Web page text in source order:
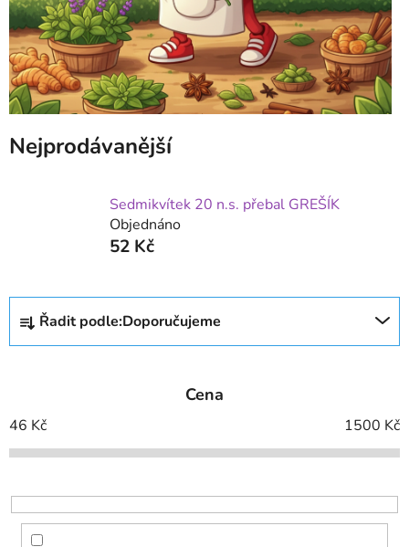
Nejprodávanější
Sedmikvítek 20 n.s. přebal GREŠÍK
Objednáno
52 Kč
Ř
z
í
p
o
d
Řadit podle:Doporučujeme
Cena
46 Kč 1500 Kč